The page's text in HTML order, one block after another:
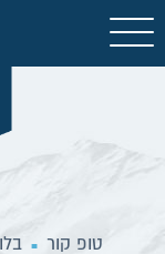
טופ קור ■